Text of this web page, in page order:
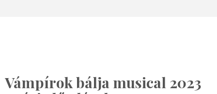
Vámpírok bálja musical 2023